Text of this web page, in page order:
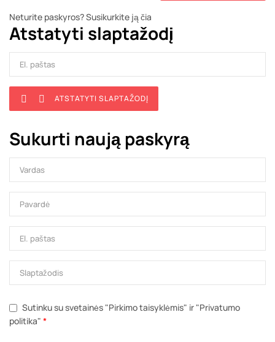
Neturite paskyros? Susikurkite ją čia
Atstatyti slaptažodį
  ATSTATYTI SLAPTAŽODĮ
Sukurti naują paskyrą
Sutinku su svetainės "Pirkimo taisyklėmis" ir "Privatumo
politika" *